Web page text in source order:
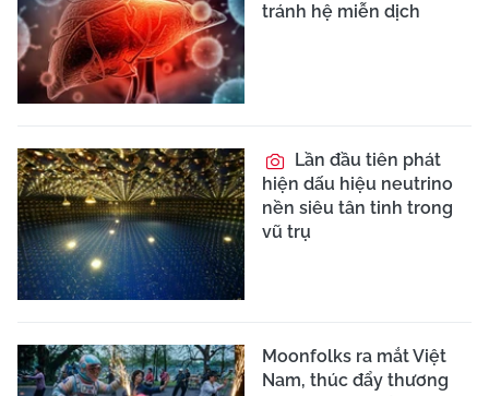
tránh hệ miễn dịch
Lần đầu tiên phát
hiện dấu hiệu neutrino
nền siêu tân tinh trong
vũ trụ
Moonfolks ra mắt Việt
Nam, thúc đẩy thương